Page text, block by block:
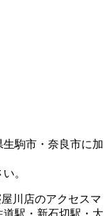
駒市・奈良市に加
。